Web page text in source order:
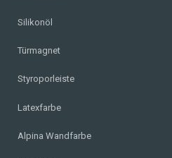
Silikonöl
Türmagnet
Styroporleiste
Latexfarbe
Alpina Wandfarbe